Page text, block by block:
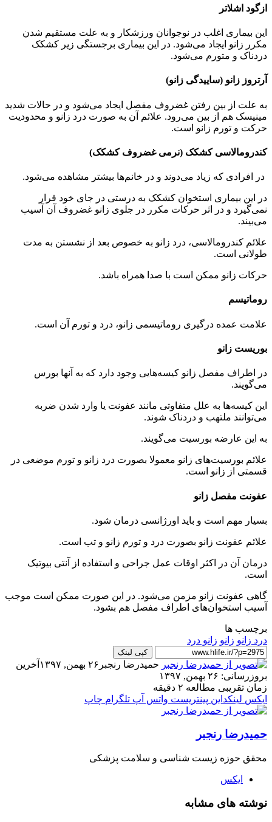
ازگود اشلاتر
این بیماری اغلب در نوجوانان ورزشکار و به علت مستقیم شدن
مکرر زانو ایجاد می‌شود. در این بیماری برجستگی زیر کشکک
دردناک و متورم می‌شود.
آرتروز زانو (ساییدگی زانو)
به علت از بین رفتن غضروف مفصل ایجاد می‌شود و در حالات شدید
مینیسک هم از بین می‌رود. علائم آن به صورت درد زانو و محدودیت
حرکت و تورم زانو است.
کندرومالاسی کشکک (نرمی غضروف کشکک)
در افرادی که زیاد می‌دوند و در خانم‌ها بیشتر مشاهده می‌شود.
در این بیماری استخوان کشکک به درستی در جای خود قرار
نمی‌گیرد و در اثر حرکات مکرر در جلوی زانو غضروف آن آسیب
می‌بیند.
علائم کندرومالاسی، درد زانو به خصوص بعد از نشستن به مدت
طولانی است.
حرکات زانو ممکن است با صدا همراه باشد.
روماتیسم
علامت عمده درگیری روماتیسمی زانو، درد و تورم آن است.
بوریست زانو
در اطراف مفصل زانو کیسه‌هایی وجود دارد که به آنها بورس
می‌گویند.
این کیسه‌ها به علل متفاوتی مانند عفونت یا وارد شدن ضربه
می‌توانند ملتهب و دردناک شوند.
به این عارضه بورسیت می‌گویند.
علائم بورسیت‌های زانو معمولا بصورت درد زانو و تورم موضعی در
قسمتی از زانو است.
عفونت مفصل زانو
بسیار مهم است و باید اورژانسی درمان شود.
علائم عفونت زانو بصورت درد و تورم زانو و تب است.
درمان آن در اکثر اوقات عمل جراحی و استفاده از آنتی بیوتیک
است.
گاهی عفونت زانو مزمن می‌شود. در این صورت ممکن است موجب
آسیب استخوان‌های اطراف مفصل هم بشود.
برچسب ها
درد زانو زانو زانو درد
کپی لینک
حمیدرضا رنجبر ۲۶ بهمن, ۱۳۹۷
آخرین
بروزرسانی: ۲۶ بهمن, ۱۳۹۷
زمان تقریبی مطالعه ۲ دقیقه
ایکس لینکداین پینتریست واتس آپ تلگرام چاپ
حمیدرضا رنجبر
محقق حوزه زیست شناسی و سلامت پزشکی
ایکس
نوشته های مشابه